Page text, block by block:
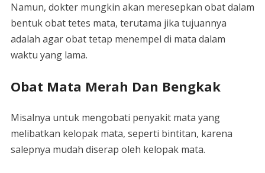
Namun, dokter mungkin akan meresepkan obat dalam
bentuk obat tetes mata, terutama jika tujuannya
adalah agar obat tetap menempel di mata dalam
waktu yang lama.
Obat Mata Merah Dan Bengkak
Misalnya untuk mengobati penyakit mata yang
melibatkan kelopak mata, seperti bintitan, karena
salepnya mudah diserap oleh kelopak mata.